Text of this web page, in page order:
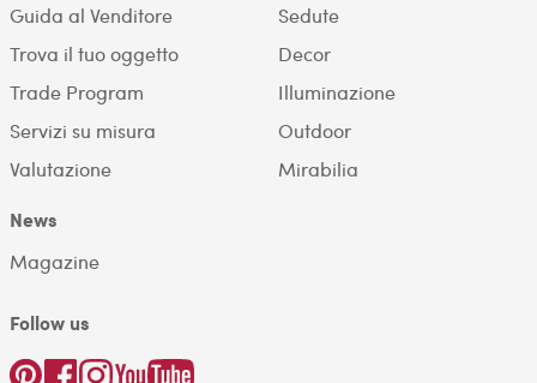
Guida al Venditore
Trova il tuo oggetto
Trade Program
Servizi su misura
Valutazione
Sedute
Decor
Illuminazione
Outdoor
Mirabilia
News
Magazine
Follow us